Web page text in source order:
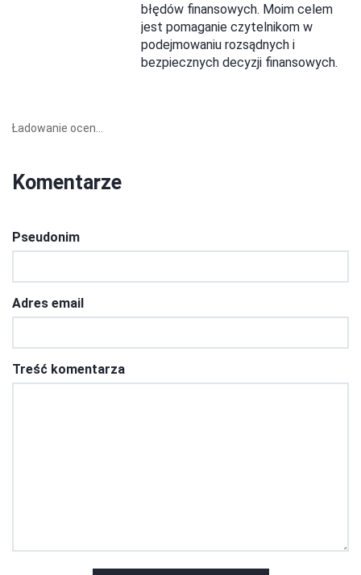
błędów finansowych. Moim celem
jest pomaganie czytelnikom w
podejmowaniu rozsądnych i
bezpiecznych decyzji finansowych.
Ładowanie ocen...
Komentarze
Pseudonim
Adres email
Treść komentarza